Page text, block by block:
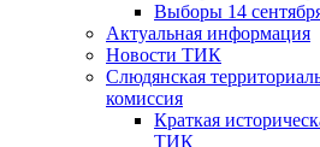
Выборы 14
Актуальная информация
Новости ТИК
Слюдянская
комиссия
Краткая
ТИК